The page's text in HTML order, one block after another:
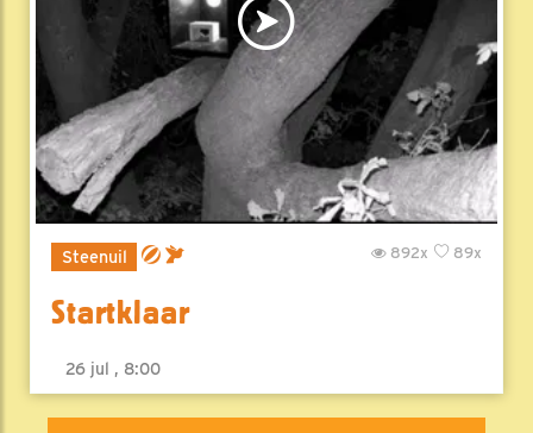
Steenuil 89x
892x
Startklaar
26 jul , 8:00